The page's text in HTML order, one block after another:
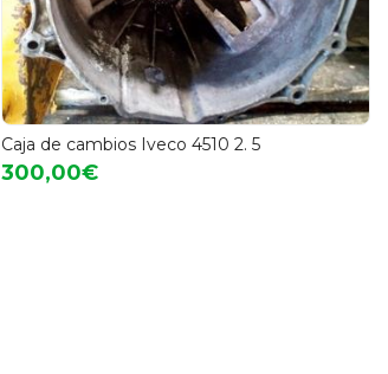
Caja de cambios Iveco 4510 2. 5
300,00€